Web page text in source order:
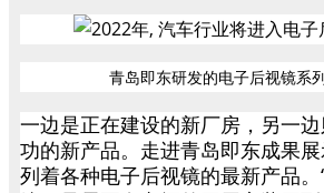
青岛即东研发的电子后视镜系
一边是正在建设的新厂房，另一
功的新产品。走进青岛即东成果
列着各种电子后视镜的最新产品